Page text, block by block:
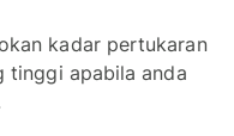
kadar pertukaran
tinggi apabila anda